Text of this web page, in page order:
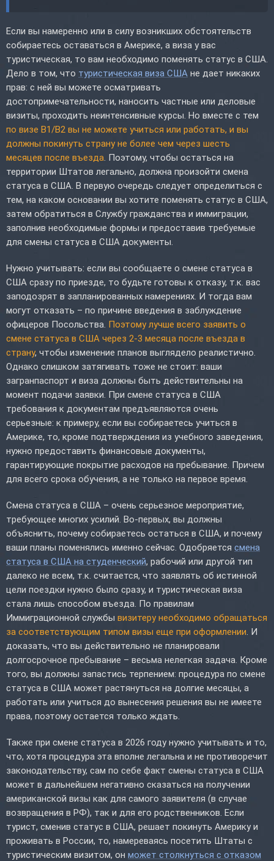
Если вы намеренно или в силу возникших обстоятельств
собираетесь оставаться в Америке, а виза у вас
туристическая, то вам необходимо поменять статус в США.
Дело в том, что туристическая виза США не дает никаких
прав: с ней вы можете осматривать
достопримечательности, наносить частные или деловые
визиты, проходить неинтенсивные курсы. Но вместе с тем
по визе B1/B2 вы не можете учиться или работать, и вы
должны покинуть страну не более чем через шесть
месяцев после въезда . Поэтому, чтобы остаться на
территории Штатов легально, должна произойти смена
статуса в США. В первую очередь следует определиться с
тем, на каком основании вы хотите поменять статус в США,
затем обратиться в Службу гражданства и иммиграции,
заполнив необходимые формы и предоставив требуемые
для смены статуса в США документы.
Нужно учитывать: если вы сообщаете о смене статуса в
США сразу по приезде, то будьте готовы к отказу, т.к. вас
заподозрят в запланированных намерениях. И тогда вам
могут отказать – по причине введения в заблуждение
офицеров Посольства. Поэтому лучше всего заявить о
смене статуса в США через 2-3 месяца после въезда в
страну, чтобы изменение планов выглядело реалистично.
Однако слишком затягивать тоже не стоит: ваши
загранпаспорт и виза должны быть действительны на
момент подачи заявки. При смене статуса в США
требования к документам предъявляются очень
серьезные: к примеру, если вы собираетесь учиться в
Америке, то, кроме подтверждения из учебного заведения,
нужно предоставить финансовые документы,
гарантирующие покрытие расходов на пребывание. Причем
для всего срока обучения, а не только на первое время.
Смена статуса в США – очень серьезное мероприятие,
требующее многих усилий. Во-первых, вы должны
объяснить, почему собираетесь остаться в США, и почему
ваши планы поменялись именно сейчас. Одобряется смена
статуса в США на студенческий, рабочий или другой тип
далеко не всем, т.к. считается, что заявлять об истинной
цели поездки нужно было сразу, и туристическая виза
стала лишь способом въезда. По правилам
Иммиграционной службы визитеру необходимо обращаться
за соответствующим типом визы еще при оформлении . И
доказать, что вы действительно не планировали
долгосрочное пребывание – весьма нелегкая задача. Кроме
того, вы должны запастись терпением: процедура по смене
статуса в США может растянуться на долгие месяцы, а
работать или учиться до вынесения решения вы не имеете
права, поэтому остается только ждать.
Также при смене статуса в 2026 году нужно учитывать и то,
что, хотя процедура эта вполне легальна и не противоречит
законодательству, сам по себе факт смены статуса в США
может в дальнейшем негативно сказаться на получении
американской визы как для самого заявителя (в случае
возвращения в РФ), так и для его родственников. Если
турист, сменив статус в США, решает покинуть Америку и
проживать в России, то, намереваясь посетить Штаты с
туристическим визитом, он может столкнуться с отказом